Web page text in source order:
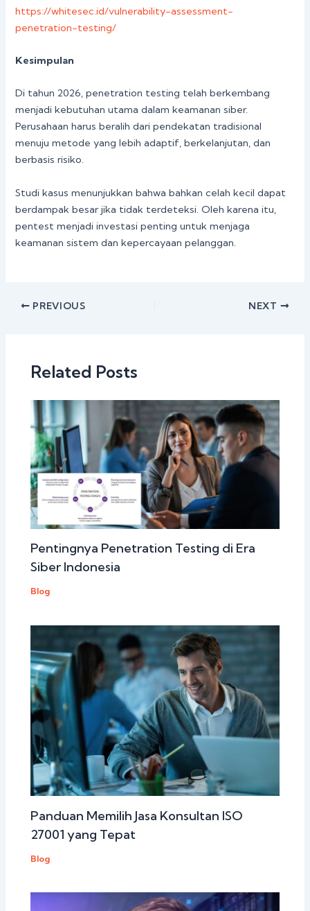
https://whitesec.id/vulnerability-assessment-
penetration-testing/
Kesimpulan
Di tahun 2026, penetration testing telah berkembang
menjadi kebutuhan utama dalam keamanan siber.
Perusahaan harus beralih dari pendekatan tradisional
menuju metode yang lebih adaptif, berkelanjutan, dan
berbasis risiko.
Studi kasus menunjukkan bahwa bahkan celah kecil dapat
berdampak besar jika tidak terdeteksi. Oleh karena itu,
pentest menjadi investasi penting untuk menjaga
keamanan sistem dan kepercayaan pelanggan.
PREVIOUS NEXT
Related Posts
Pentingnya Penetration Testing di Era
Siber Indonesia
Blog
Panduan Memilih Jasa Konsultan ISO
27001 yang Tepat
Blog